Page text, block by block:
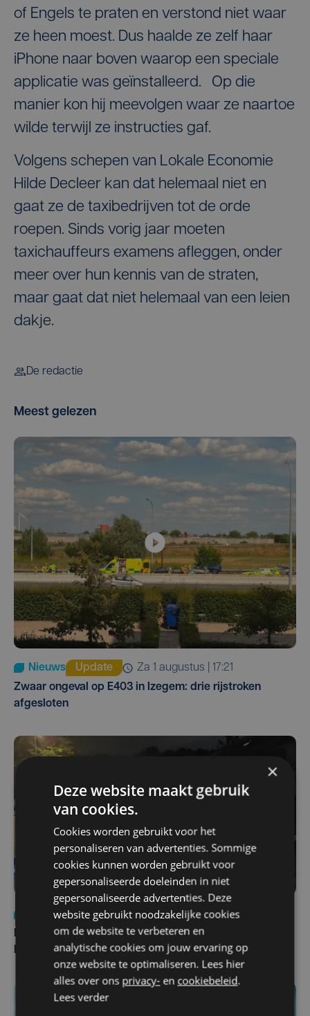
of Engels te praten en verstond niet waar
ze heen moest. Dus haalde ze zelf haar
iPhone naar boven waarop een speciale
applicatie was geïnstalleerd. Op die
manier kon hij meevolgen waar ze naartoe
wilde terwijl ze instructies gaf.
Volgens schepen van Lokale Economie
Hilde Decleer kan dat helemaal niet en
gaat ze de taxibedrijven tot de orde
roepen. Sinds vorig jaar moeten
taxichauffeurs examens afleggen, onder
meer over hun kennis van de straten,
maar gaat dat niet helemaal van een leien
dakje.
De redactie
Meest gelezen
Nieuws Update
za 1 augustus | 17:21
Zwaar ongeval op E403 in Izegem: drie rijstroken
afgesloten
Nieuws
di 4 augustus | 09:32
Man en vrouw dood aangetroffen in woning in Sint-
Pieters Brugge
×
Deze website maakt gebruik
van cookies.
Cookies worden gebruikt voor het
personaliseren van advertenties. Sommige
cookies kunnen worden gebruikt voor
gepersonaliseerde doeleinden in niet
gepersonaliseerde advertenties. Deze
website gebruikt noodzakelijke cookies
om de website te verbeteren en
analytische cookies om jouw ervaring op
onze website te optimaliseren. Lees hier
alles over ons privacy- en cookiebeleid.
Lees verder